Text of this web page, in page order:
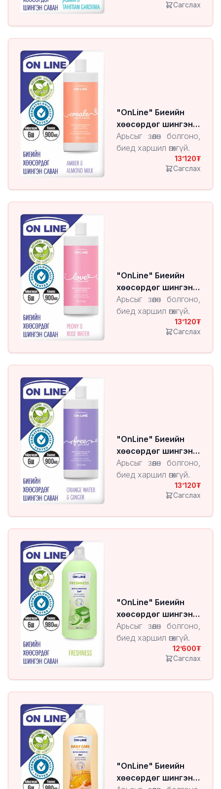
Сагслах
"OnLine" Биеийн
хөөсөрдөг шингэн
саван Amber &
Almond Milk
Арьсыг зөөлөн болгоно,
биед харшил өгөхгүй.
13’120
Сагслах
"OnLine" Биеийн
хөөсөрдөг шингэн
саван Peony & Rose
Water
Арьсыг зөөлөн болгоно,
биед харшил өгөхгүй.
13’120
Сагслах
"OnLine" Биеийн
хөөсөрдөг шингэн
саван Orange Water
& Ginger
Арьсыг зөөлөн болгоно,
биед харшил өгөхгүй.
13’120
Сагслах
"OnLine" Биеийн
хөөсөрдөг шингэн
саван Freshness
Арьсыг зөөлөн болгоно,
биед харшил өгөхгүй.
12’600
Сагслах
"OnLine" Биеийн
хөөсөрдөг шингэн